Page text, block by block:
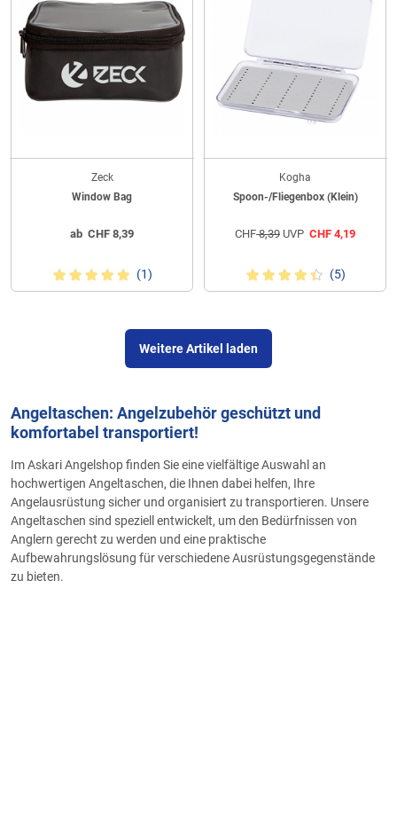
Zeck
Window Bag
ab CHF 8,39
(1)
Kogha
Spoon-/Fliegenbox (Klein)
CHF8,39 UVP CHF 4,19
(5)
Weitere Artikel laden
Angeltaschen: Angelzubehör geschützt und
komfortabel transportiert!
Im Askari Angelshop finden Sie eine vielfältige Auswahl an
hochwertigen Angeltaschen, die Ihnen dabei helfen, Ihre
Angelausrüstung sicher und organisiert zu transportieren. Unsere
Angeltaschen sind speziell entwickelt, um den Bedürfnissen von
Anglern gerecht zu werden und eine praktische
Aufbewahrungslösung für verschiedene Ausrüstungsgegenstände
zu bieten.